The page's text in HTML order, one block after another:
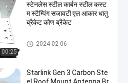
00:25
स्टेनलेस स्टील कार्बन स्टील कस्ट
म स्टैम्पिंग सजावटी एल आकार धातु
ब्रैकेट कोण ब्रैकेट
धातु वर्ग2024-02-06
Starlink Gen 3 Carbon Ste